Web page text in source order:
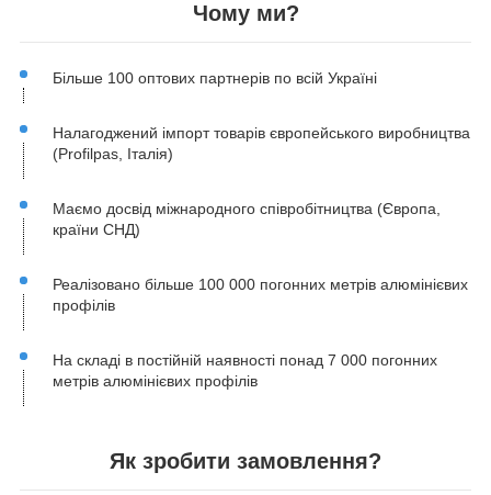
Чому ми?
Більше 100 оптових партнерів по всій Україні
Налагоджений імпорт товарів європейського виробництва
(Profilpas, Італія)
Маємо досвід міжнародного співробітництва (Європа,
країни СНД)
Реалізовано більше 100 000 погонних метрів алюмінієвих
профілів
На складі в постійній наявності понад 7 000 погонних
метрів алюмінієвих профілів
Як зробити замовлення?